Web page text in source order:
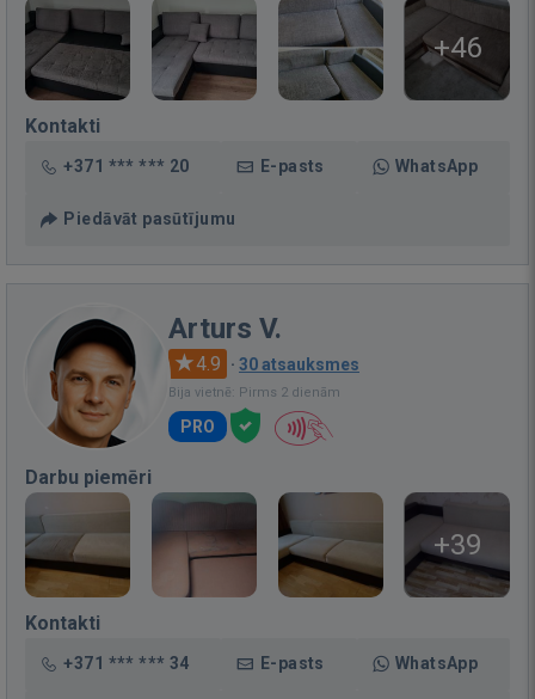
+46
Kontakti
+371 *** *** 20 E-pasts WhatsApp
Piedāvāt pasūtījumu
Arturs V.
4.9 · 30 atsauksmes
Bija vietnē: Pirms 2 dienām
PRO
Darbu piemēri
+39
Kontakti
+371 *** *** 34 E-pasts WhatsApp